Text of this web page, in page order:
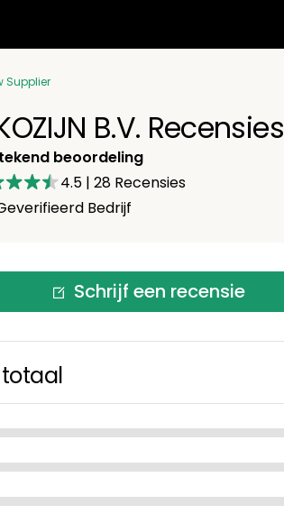
Supplier
B.V. Recensies
beoordeling
4.5 | 28Recensies
Bedrijf
Schrijf een recensie
totaal